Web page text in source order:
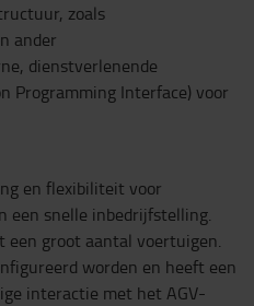
zoals
ander
dienstverlenende
Programming Interface) voor
en flexibiliteit voor
een snelle inbedrijfstelling.
een groot aantal voertuigen.
worden en heeft een
interactie met het AGV-